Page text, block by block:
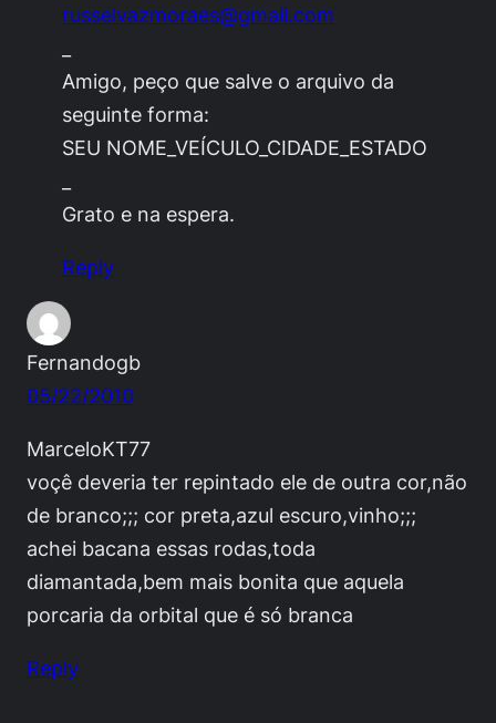
russelvazmoraes@gmail.com
Amigo, peço que salve o arquivo da
seguinte forma:
SEU NOME_VEÍCULO_CIDADE_ESTADO
Grato e na espera.
Reply
Fernandogb
05/22/2010
MarceloKT77
voçê deveria ter repintado ele de outra cor,não
de branco;;; cor preta,azul escuro,vinho;;;
achei bacana essas rodas,toda
diamantada,bem mais bonita que aquela
porcaria da orbital que é só branca
Reply